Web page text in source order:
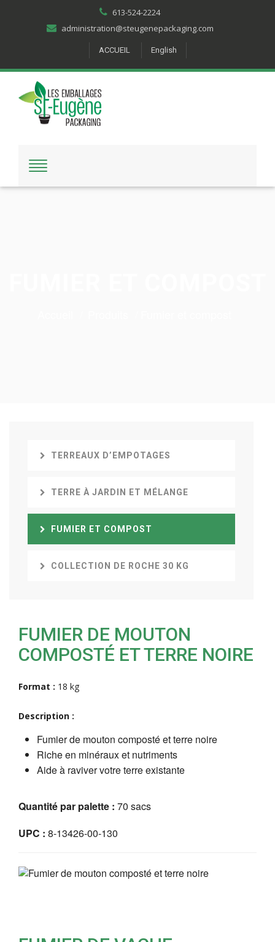
613-524-2224
administration@steugenepackaging.com
ACCUEIL English
TERREAUX D’EMPOTAGES
TERRE À JARDIN ET MÉLANGE
FUMIER ET COMPOST
COLLECTION DE ROCHE 30 KG
FUMIER DE MOUTON
COMPOSTÉ ET TERRE NOIRE
Format : 18 kg
Description :
Fumier de mouton composté et terre noire
Riche en minéraux et nutriments
Aide à raviver votre terre existante
Quantité par palette : 70 sacs
UPC : 8-13426-00-130